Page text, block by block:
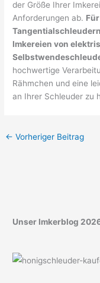
der Größe Ihrer
Anforderungen ab.
Imkereien von
hochwertige
Rähmchen und eine
an Ihrer Schleuder zu
← Vorheriger Beitrag
Unser Imkerblog